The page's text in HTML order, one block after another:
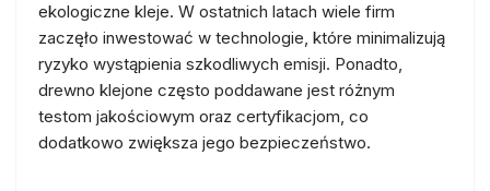
ekologiczne kleje. W ostatnich latach wiele firm
zaczęło inwestować w technologie, które minimalizują
ryzyko wystąpienia szkodliwych emisji. Ponadto,
drewno klejone często poddawane jest różnym
testom jakościowym oraz certyfikacjom, co
dodatkowo zwiększa jego bezpieczeństwo.